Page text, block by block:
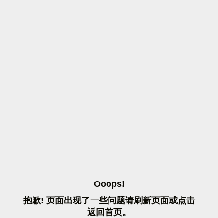
OOOPS!
抱歉! 页面出现了一些问题请刷 新页面或点击
返 回首页。